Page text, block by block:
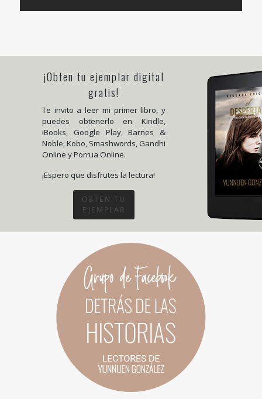
¡Obten tu ejemplar digital
gratis!
Te invito a leer mi primer libro, y
puedes obtenerlo en Kindle,
iBooks, Google Play, Barnes &
Noble, Kobo, Smashwords, Gandhi
Online y Porrua Online.
¡Espero que disfrutes la lectura!
OBTEN TU
EJEMPLAR